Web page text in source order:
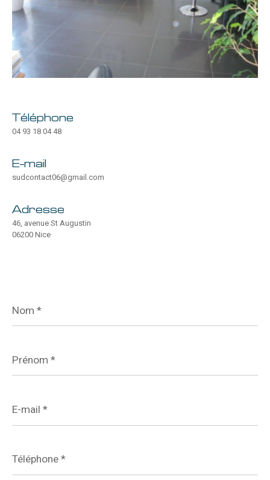
Téléphone
04 93 18 04 48
E-mail
sudcontact06@gmail.com
Adresse
46, avenue St Augustin
06200 Nice
*
*
mail
*